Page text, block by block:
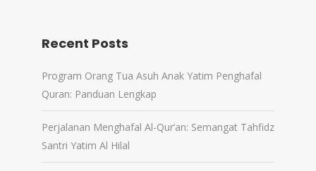
Recent Posts
Program Orang Tua Asuh Anak Yatim Penghafal
Quran: Panduan Lengkap
Perjalanan Menghafal Al-Qur’an: Semangat Tahfidz
Santri Yatim Al Hilal